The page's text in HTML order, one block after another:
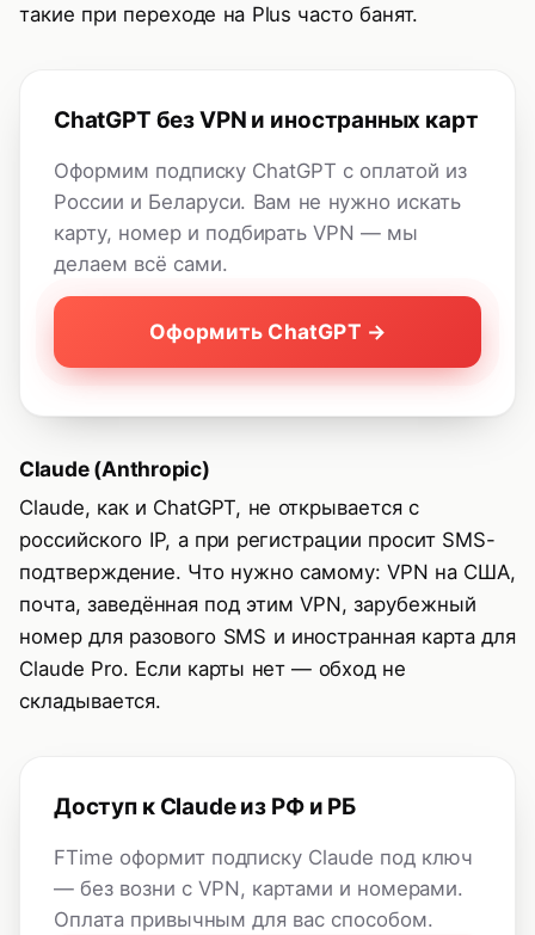
такие при переходе на Plus часто банят.
ChatGPT без VPN и иностранных карт
Оформим подписку ChatGPT с оплатой из
России и Беларуси. Вам не нужно искать
карту, номер и подбирать VPN — мы
делаем всё сами.
Оформить ChatGPT →
Claude (Anthropic)
Claude, как и ChatGPT, не открывается с
российского IP, а при регистрации просит SMS-
подтверждение. Что нужно самому: VPN на США,
почта, заведённая под этим VPN, зарубежный
номер для разового SMS и иностранная карта для
Claude Pro. Если карты нет — обход не
складывается.
Доступ к Claude из РФ и РБ
FTime оформит подписку Claude под ключ
— без возни с VPN, картами и номерами.
Оплата привычным для вас способом.